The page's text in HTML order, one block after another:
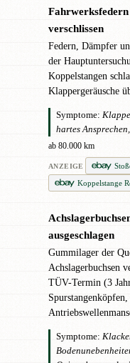
verschlissen
Federn, Dämpfer
der
Koppelstangen
Klappergeräusche
Symptome:
hartes
ab 80.000 km
ANZEIGE
Koppelstange
ausgeschlagen
Gummilager der
Achslagerbuchsen
TÜV-Termin (3
Symptome: